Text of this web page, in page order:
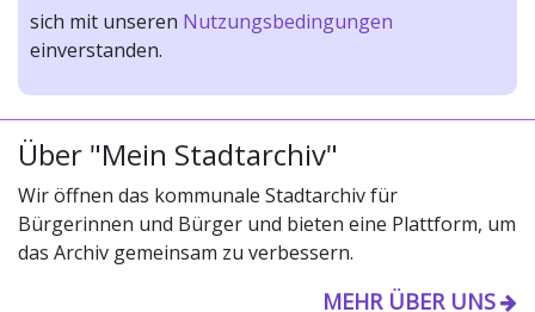
sich mit unseren Nutzungsbedingungen
einverstanden.
Über "Mein Stadtarchiv"
Wir öffnen das kommunale Stadtarchiv für
Bürgerinnen und Bürger und bieten eine Plattform, um
das Archiv gemeinsam zu verbessern.
MEHR ÜBER UNS